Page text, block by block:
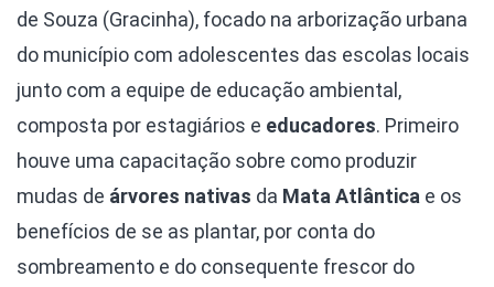
de Souza (Gracinha), focado na arborização urbana
do município com adolescentes das escolas locais
junto com a equipe de educação ambiental,
composta por estagiários e educadores. Primeiro
houve uma capacitação sobre como produzir
mudas de árvores nativas da Mata Atlântica e os
benefícios de se as plantar, por conta do
sombreamento e do consequente frescor do